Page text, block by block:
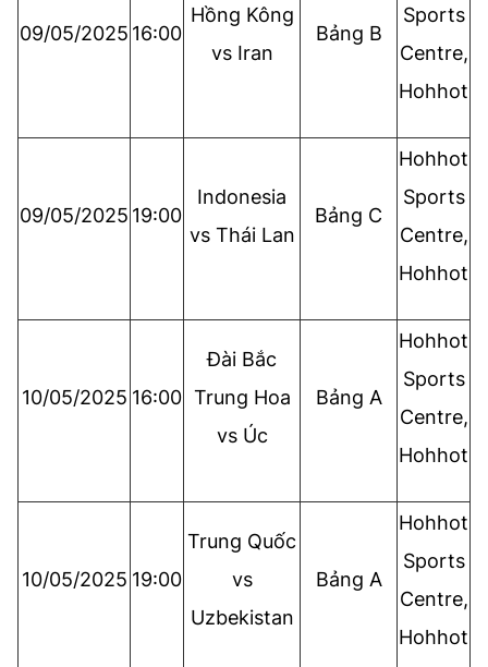
09/05/2025 16:00
Hồng Kông
vs Iran
Bảng B
Sports
Centre,
Hohhot
09/05/2025 19:00
Indonesia
vs Thái Lan
Bảng C
Hohhot
Sports
Centre,
Hohhot
10/05/2025 16:00
Đài Bắc
Trung Hoa
vs Úc
Bảng A
Hohhot
Sports
Centre,
Hohhot
10/05/2025 19:00
Trung Quốc
vs
Uzbekistan
Bảng A
Hohhot
Sports
Centre,
Hohhot